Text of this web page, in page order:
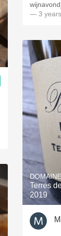
— 3
Terres
2019